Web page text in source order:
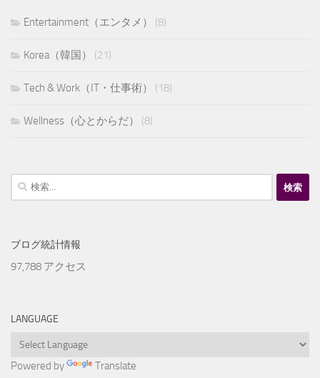
Entertainment（エンタメ） (8)
Korea（韓国） (21)
Tech & Work（IT・仕事術） (18)
Wellness（心とからだ） (8)
検
索:
ブログ統計情報
97,788 アクセス
LANGUAGE
Powered by Translate